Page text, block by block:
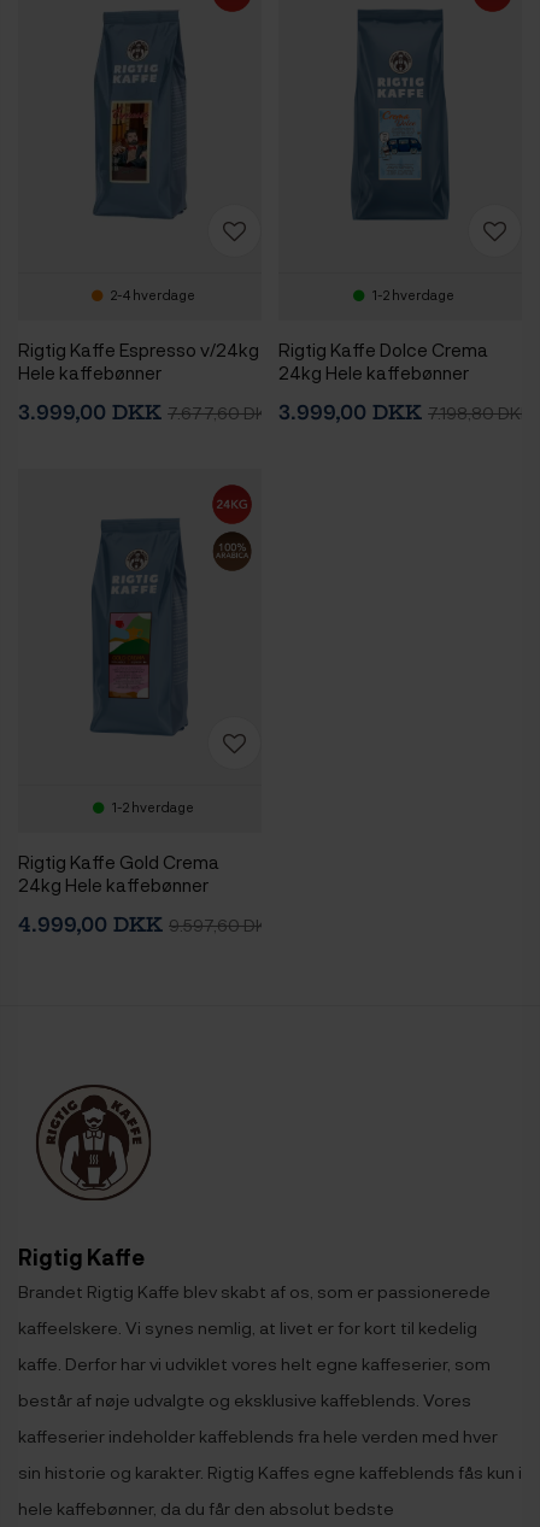
2-4 hverdage
Rigtig Kaffe Espresso v/24kg
Hele kaffebønner
3.999,00 DKK 7.677,60 DKK
1-2 hverdage
Rigtig Kaffe Dolce Crema
24kg Hele kaffebønner
3.999,00 DKK 7.198,80 DKK
1-2 hverdage
Rigtig Kaffe Gold Crema
24kg Hele kaffebønner
4.999,00 DKK 9.597,60 DKK
Rigtig Kaffe
Brandet Rigtig Kaffe blev skabt af os, som er passionerede
kaffeelskere. Vi synes nemlig, at livet er for kort til kedelig
kaffe. Derfor har vi udviklet vores helt egne kaffeserier, som
består af nøje udvalgte og eksklusive kaffeblends. Vores
kaffeserier indeholder kaffeblends fra hele verden med hver
sin historie og karakter. Rigtig Kaffes egne kaffeblends fås kun i
hele kaffebønner, da du får den absolut bedste